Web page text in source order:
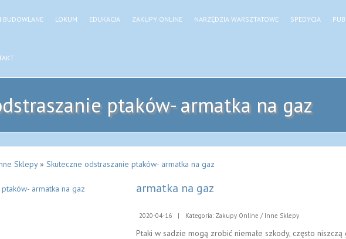
BUDOWLANE LOKUM EDUKACJA ZAKUPY ONLINE NARZĘDZIA WARSZTATOWE SPEDYCJA
ptaków- armatka na gaz
Sklepy» Skuteczne odstraszanie ptaków- armatka na gaz
armatka na gaz
2020-04-16 | Kategoria: Zakupy Online / Inne Sklepy
Ptaki w sadzie mogą zrobić niemałe szkody, często